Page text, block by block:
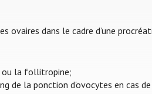
dans le cadre d’une
ou la follitropine;
de la ponction d'ovocytes en cas